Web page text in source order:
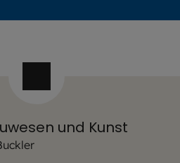
und Kunst